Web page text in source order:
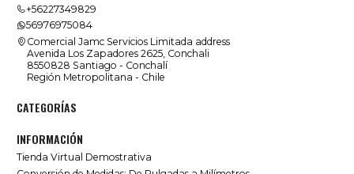
+56227349829
56976975084
Comercial Jamc Servicios Limitada address
Avenida Los Zapadores 2625, Conchali
8550828 Santiago - Conchalí
Región Metropolitana - Chile
CATEGORÍAS
INFORMACIÓN
Tienda Virtual Demostrativa